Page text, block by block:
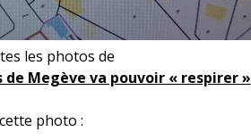
les photos de
Megève va pouvoir « respirer »
photo :